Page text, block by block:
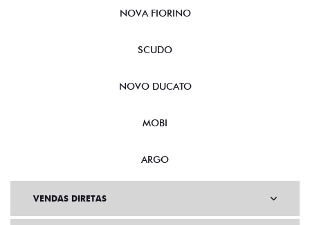
NOVA FIORINO
SCUDO
NOVO DUCATO
MOBI
ARGO
VENDAS DIRETAS